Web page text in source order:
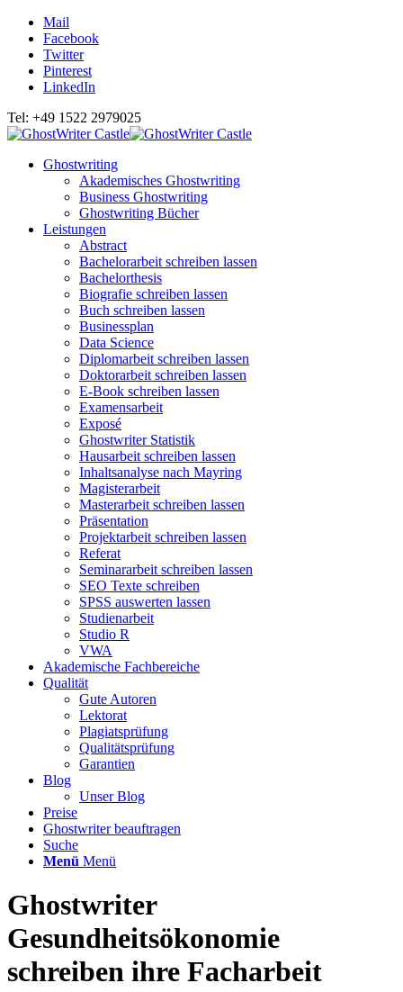
Mail
Facebook
Twitter
Pinterest
LinkedIn
Tel: +49 1522 2979025
Ghostwriting
Akademisches Ghostwriting
Business Ghostwriting
Ghostwriting Bücher
Leistungen
Abstract
Bachelorarbeit schreiben lassen
Bachelorthesis
Biografie schreiben lassen
Buch schreiben lassen
Businessplan
Data Science
Diplomarbeit schreiben lassen
Doktorarbeit schreiben lassen
E-Book schreiben lassen
Examensarbeit
Exposé
Ghostwriter Statistik
Hausarbeit schreiben lassen
Inhaltsanalyse nach Mayring
Magisterarbeit
Masterarbeit schreiben lassen
Präsentation
Projektarbeit schreiben lassen
Referat
Seminararbeit schreiben lassen
SEO Texte schreiben
SPSS auswerten lassen
Studienarbeit
Studio R
VWA
Akademische Fachbereiche
Qualität
Gute Autoren
Lektorat
Plagiatsprüfung
Qualitätsprüfung
Garantien
Blog
Unser Blog
Preise
Ghostwriter beauftragen
Suche
Menü Menü
Ghostwriter
Gesundheitsökonomie
schreiben ihre Facharbeit